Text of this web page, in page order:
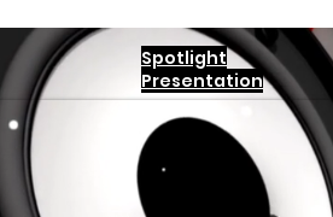
Spotlight
Presentation